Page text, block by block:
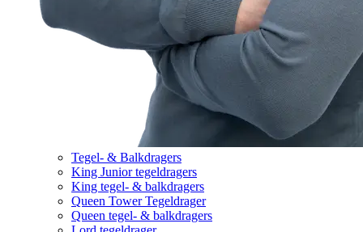
Tegel- & Balkdragers
King Junior tegeldragers
King tegel- & balkdragers
Queen Tower Tegeldrager
Queen tegel- & balkdragers